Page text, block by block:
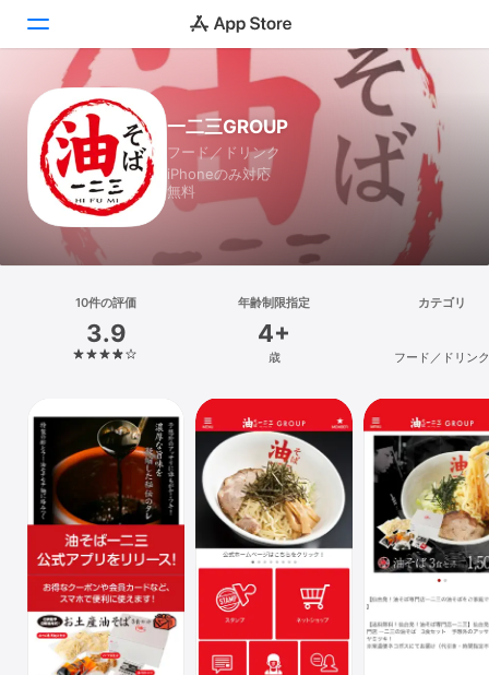
Today
ゲーム
アプリ
Arcade
検索
プラットフォーム
iPhone
Mac
Vision
Watch
一二三GROUP
フード／ドリンク
iPhoneのみ対応
無料
10件の評価
3.9
年齢制限指定
4+
歳
カテゴリ
フード／ドリンク